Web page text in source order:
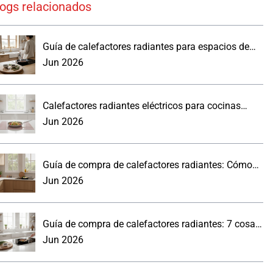
relacionados
Guía de calefactores radiantes para espacios de
trabajo reales
Jun 2026
Calefactores radiantes eléctricos para cocinas
modernas: lo que los compradores deben saber.
Jun 2026
Guía de compra de calefactores radiantes: Cómo
elegir un panel de pared para la cocina
Jun 2026
Guía de compra de calefactores radiantes: 7 cosas
prácticas que debes saber
Jun 2026